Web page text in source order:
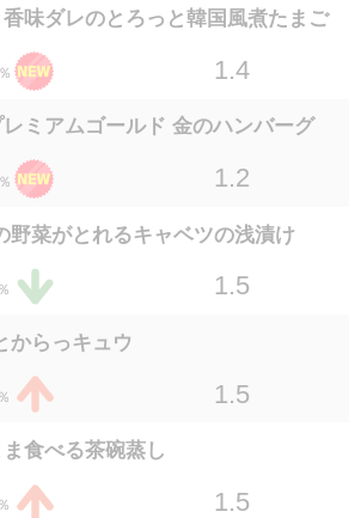
味噌煮
％ 1.2
ミアム 焼からふとししゃも
％ 1.4
らげのふんわり中華玉子炒め
％ 1.2
チャンプルー
％ 1.5
％ 1.4
味ダレのとろっと韓国風煮たまご
％ 1.4
ミアムゴールド 金のハンバーグ
％ 1.2
野菜がとれるキャベツの浅漬け
％ 1.5
からっキュウ
％ 1.5
食べる茶碗蒸し
％ 1.5